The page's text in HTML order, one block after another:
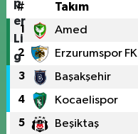
# Takım
1 Amed
2 Erzurumspor FK
3 Başakşehir
4 Kocaelispor
5 Beşiktaş